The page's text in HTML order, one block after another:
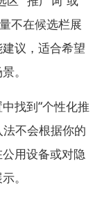
不在候选栏展
议，适合希望
。
找到“个性化推
法不会根据你的
用设备或对隐
。